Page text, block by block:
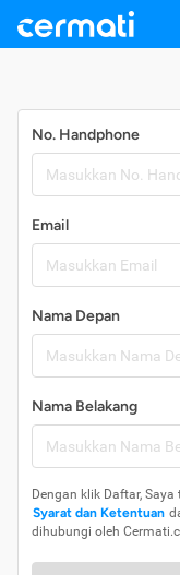
No. Handphone
Email
Nama Depan
Nama Belakang
Dengan klik Daftar,
Syarat dan Ketentuan
dihubungi oleh